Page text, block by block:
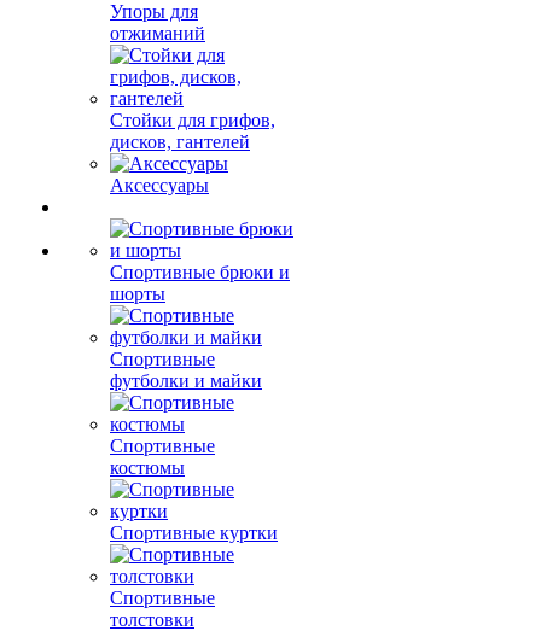
Упоры для
отжиманий
Стойки для грифов,
дисков, гантелей
Аксессуары
Спортивные брюки и
шорты
Спортивные
футболки и майки
Спортивные
костюмы
Спортивные куртки
Спортивные
толстовки